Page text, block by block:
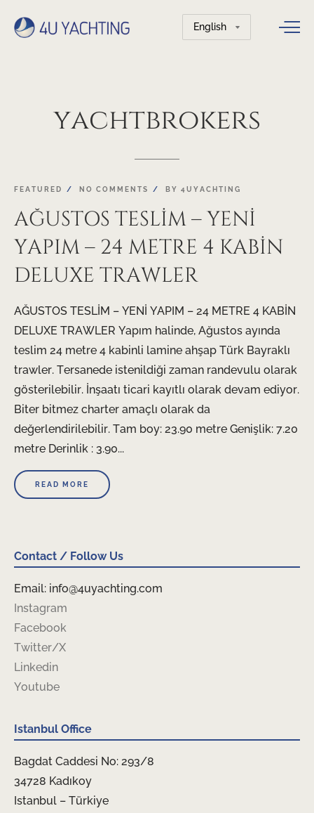
Choose
a
yachtbrokers
FEATURED NO COMMENTS BY 4UYACHTING
AĞUSTOS TESLİM – YENİ
YAPIM – 24 METRE 4 KABİN
DELUXE TRAWLER
AĞUSTOS TESLİM – YENİ YAPIM – 24 METRE 4 KABİN
DELUXE TRAWLER Yapım halinde, Ağustos ayında
teslim 24 metre 4 kabinli lamine ahşap Türk Bayraklı
trawler. Tersanede istenildiği zaman randevulu olarak
gösterilebilir. İnşaatı ticari kayıtlı olarak devam ediyor.
Biter bitmez charter amaçlı olarak da
değerlendirilebilir. Tam boy: 23.90 metre Genişlik: 7.20
metre Derinlik : 3.90...
READ MORE
Contact / Follow Us
Email: info@4uyachting.com
Instagram
Facebook
Twitter/X
Linkedin
Youtube
Istanbul Office
Bagdat Caddesi No: 293/8
34728 Kadıkoy
Istanbul – Türkiye